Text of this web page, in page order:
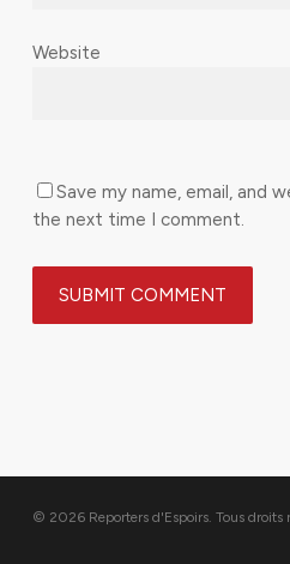
Website
Save my name, email, and
the next time I comment.
© 2026 Reporters d'Espoirs. Tous droits